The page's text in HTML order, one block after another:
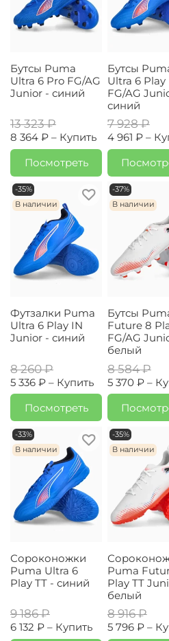
Бутсы Puma
Ultra 6 Pro FG/AG
Junior - синий
13 323 ₽
8 364 ₽ – Купить
Посмотреть
Бутсы
Ultra 6 Play
FG/AG
синий
7 928 ₽
4 961 ₽ –
-35%
В наличии
Футзалки Puma
Ultra 6 Play IN
Junior - синий
8 260 ₽
5 336 ₽ – Купить
Посмотреть
-37%
В наличии
Бутсы
Future 8
FG/AG
белый
8 584 ₽
5 370 ₽ –
-33%
В наличии
Сороконожки
Puma Ultra 6
Play TT - синий
9 186 ₽
6 132 ₽ – Купить
-35%
В наличии
Puma
Play TT
белый
8 916 ₽
5 796 ₽ –